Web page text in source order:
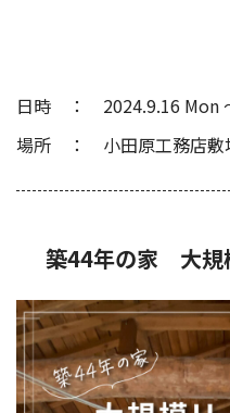
日時 2024.9.16 Mon
場所
小田原工務店敷
築44年の家 大規